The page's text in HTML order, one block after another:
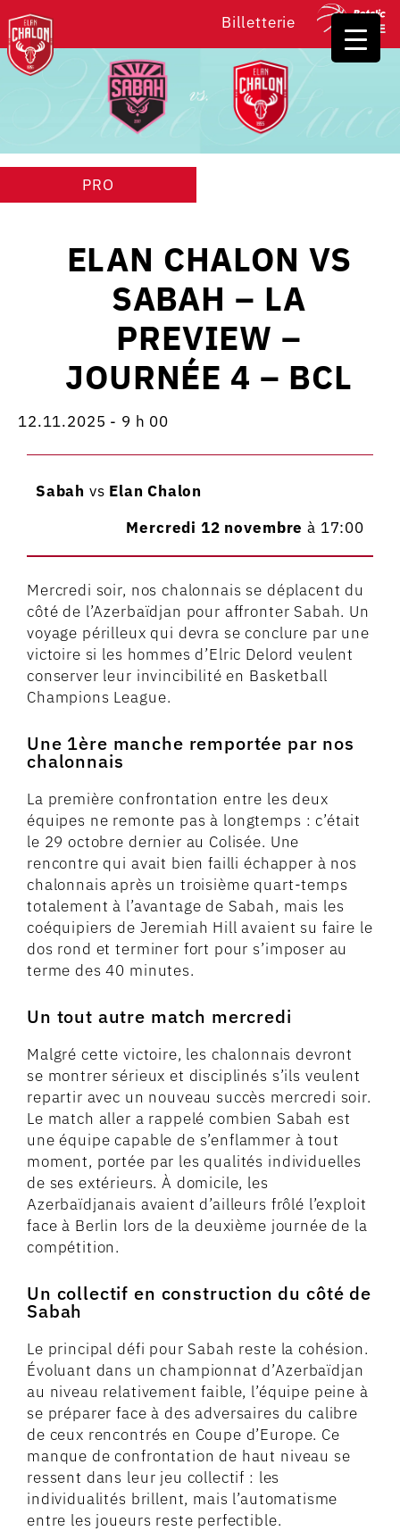
Billetterie
PRO
ELAN CHALON VS
SABAH – LA
PREVIEW –
JOURNÉE 4 – BCL
12.11.2025 - 9 h 00
Sabah vs Elan Chalon
Mercredi 12 novembreà 17:00
Mercredi soir, nos chalonnais se déplacent du
côté de l’Azerbaïdjan pour affronter Sabah. Un
voyage périlleux qui devra se conclure par une
victoire si les hommes d’Elric Delord veulent
conserver leur invincibilité en Basketball
Champions League.
Une 1ère manche remportée par nos
chalonnais
La première confrontation entre les deux
équipes ne remonte pas à longtemps : c’était
le 29 octobre dernier au Colisée. Une
rencontre qui avait bien failli échapper à nos
chalonnais après un troisième quart-temps
totalement à l’avantage de Sabah, mais les
coéquipiers de Jeremiah Hill avaient su faire le
dos rond et terminer fort pour s’imposer au
terme des 40 minutes.
Un tout autre match mercredi
Malgré cette victoire, les chalonnais devront
se montrer sérieux et disciplinés s’ils veulent
repartir avec un nouveau succès mercredi soir.
Le match aller a rappelé combien Sabah est
une équipe capable de s’enflammer à tout
moment, portée par les qualités individuelles
de ses extérieurs. À domicile, les
Azerbaïdjanais avaient d’ailleurs frôlé l’exploit
face à Berlin lors de la deuxième journée de la
compétition.
Un collectif en construction du côté de
Sabah
Le principal défi pour Sabah reste la cohésion.
Évoluant dans un championnat d’Azerbaïdjan
au niveau relativement faible, l’équipe peine à
se préparer face à des adversaires du calibre
de ceux rencontrés en Coupe d’Europe. Ce
manque de confrontation de haut niveau se
ressent dans leur jeu collectif : les
individualités brillent, mais l’automatisme
entre les joueurs reste perfectible.